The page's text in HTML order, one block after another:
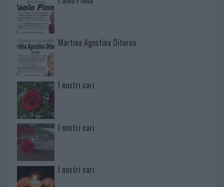
Martina Agostina Diturco
I nostri cari
I nostri cari
I nostri cari